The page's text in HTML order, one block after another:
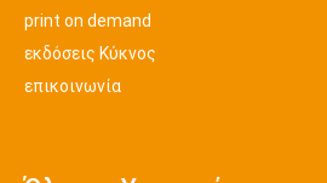
print on demand
εκδόσεις Κύκνος
επικοινωνία